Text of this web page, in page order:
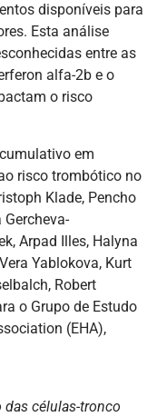
disponíveis para
Esta análise
entre as
alfa-2b e o
o risco
em
risco trombótico no
Klade, Pencho
Arpad Illes, Halyna
Yablokova, Kurt
Robert
o Grupo de Estudo
(EHA),
das células-tronco